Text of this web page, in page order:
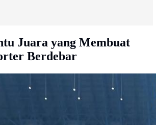
Juara yang Membuat
Berdebar